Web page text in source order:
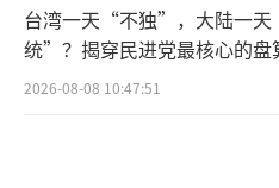
台湾一天“不独”，大陆一
统”？揭穿民进党最核心的盘
2026-08-08 10:47:51